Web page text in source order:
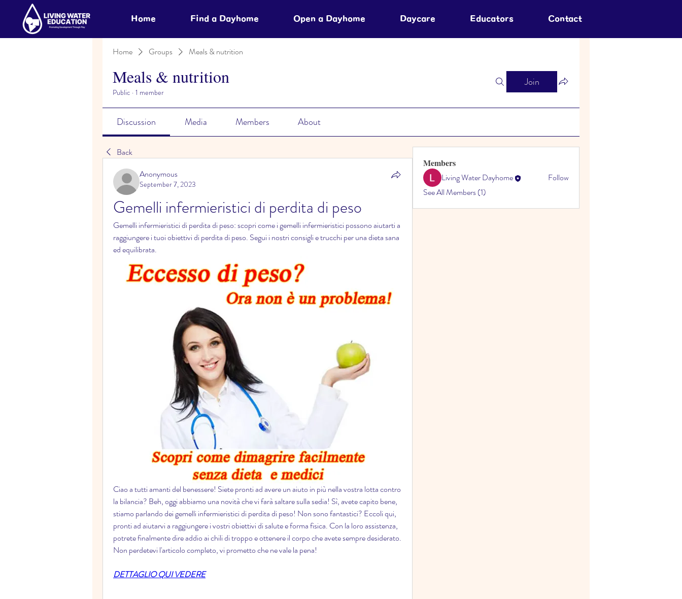
Home Find a Dayhome Open a Dayhome Daycare Educators Contact
Home Groups Meals & nutrition
Meals & nutrition
Public · 1 member
Join
Discussion Media Members About
Back
Anonymous
September 7, 2023
Gemelli infermieristici di perdita di peso
Gemelli infermieristici di perdita di peso: scopri come i gemelli infermieristici possono aiutarti a
raggiungere i tuoi obiettivi di perdita di peso. Segui i nostri consigli e trucchi per una dieta sana
ed equilibrata.
Ciao a tutti amanti del benessere! Siete pronti ad avere un aiuto in più nella vostra lotta contro
la bilancia? Beh, oggi abbiamo una novità che vi farà saltare sulla sedia! Sì, avete capito bene,
stiamo parlando dei gemelli infermieristici di perdita di peso! Non sono fantastici? Eccoli qui,
pronti ad aiutarvi a raggiungere i vostri obiettivi di salute e forma fisica. Con la loro assistenza,
potrete finalmente dire addio ai chili di troppo e ottenere il corpo che avete sempre desiderato.
Non perdetevi l'articolo completo, vi prometto che ne vale la pena!
DETTAGLIO QUI VEDERE
Members
Living Water Dayhome
Follow
See All Members (1)